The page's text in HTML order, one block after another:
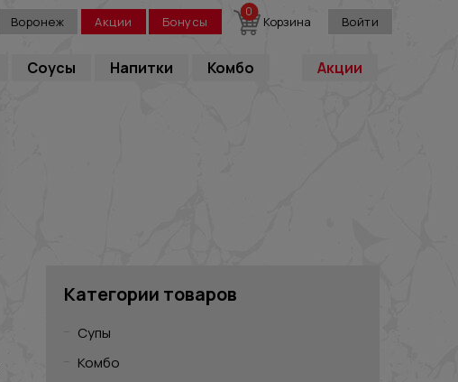
Воронеж Акции Бонусы Корзина
0
Войти
Соусы Напитки Акции
Комбо
Категории товаров
Супы
Комбо